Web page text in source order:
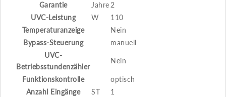
Garantie
Jahre 2
UVC-Leistung
W
110
Temperaturanzeige
Nein
Bypass-Steuerung
manuell
UVC-
Betriebsstundenzähler
Nein
Funktionskontrolle
optisch
Anzahl Eingänge
ST
1